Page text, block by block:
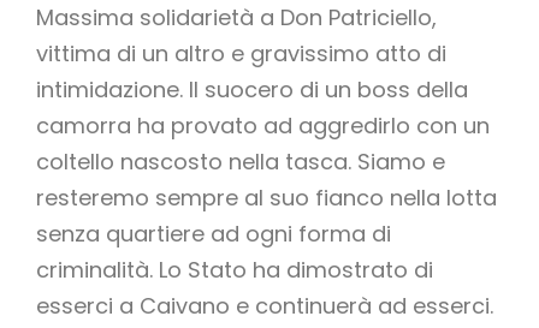
Massima solidarietà a Don Patriciello,
vittima di un altro e gravissimo atto di
intimidazione. Il suocero di un boss della
camorra ha provato ad aggredirlo con un
coltello nascosto nella tasca. Siamo e
resteremo sempre al suo fianco nella lotta
senza quartiere ad ogni forma di
criminalità. Lo Stato ha dimostrato di
esserci a Caivano e continuerà ad esserci.